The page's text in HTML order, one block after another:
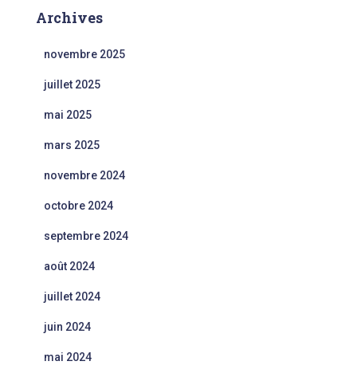
Archives
novembre 2025
juillet 2025
mai 2025
mars 2025
novembre 2024
octobre 2024
septembre 2024
août 2024
juillet 2024
juin 2024
mai 2024